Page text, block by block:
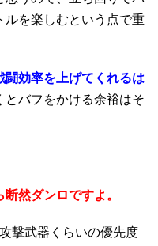
ルを楽しむという点で重
闘効率を上げてくれるは
バフをかける余裕はそ
然ダンロですよ。
撃武器くらいの優先度